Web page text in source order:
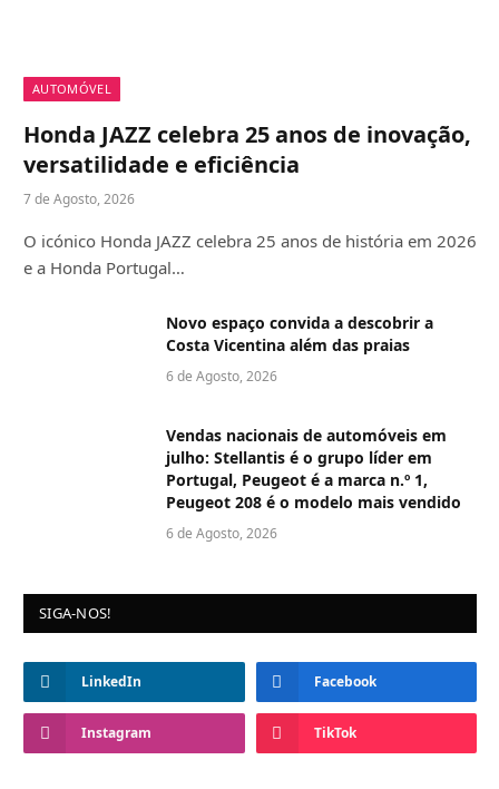
AUTOMÓVEL
Honda JAZZ celebra 25 anos de inovação,
versatilidade e eficiência
7 de Agosto, 2026
O icónico Honda JAZZ celebra 25 anos de história em 2026
e a Honda Portugal…
Novo espaço convida a descobrir a
Costa Vicentina além das praias
6 de Agosto, 2026
Vendas nacionais de automóveis em
julho: Stellantis é o grupo líder em
Portugal, Peugeot é a marca n.º 1,
Peugeot 208 é o modelo mais vendido
6 de Agosto, 2026
SIGA-NOS!
LinkedIn Facebook
Instagram TikTok